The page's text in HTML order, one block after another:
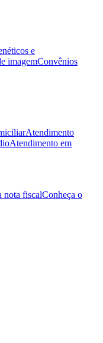
e
imagemConvênios
Atendimento
Atendimento em
nota fiscalConheça o